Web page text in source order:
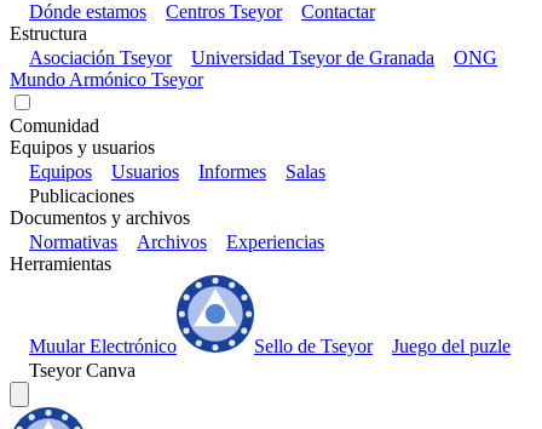
Dónde estamos
Centros Tseyor
Contactar
Estructura
Asociación Tseyor
Universidad Tseyor de Granada
ONG
Mundo Armónico Tseyor
Comunidad
Equipos y usuarios
Equipos
Usuarios Informes
Salas
Publicaciones
Documentos y archivos
Normativas
Archivos
Experiencias
Herramientas
Muular Electrónico Sello de Tseyor
Juego del puzle
Tseyor Canva